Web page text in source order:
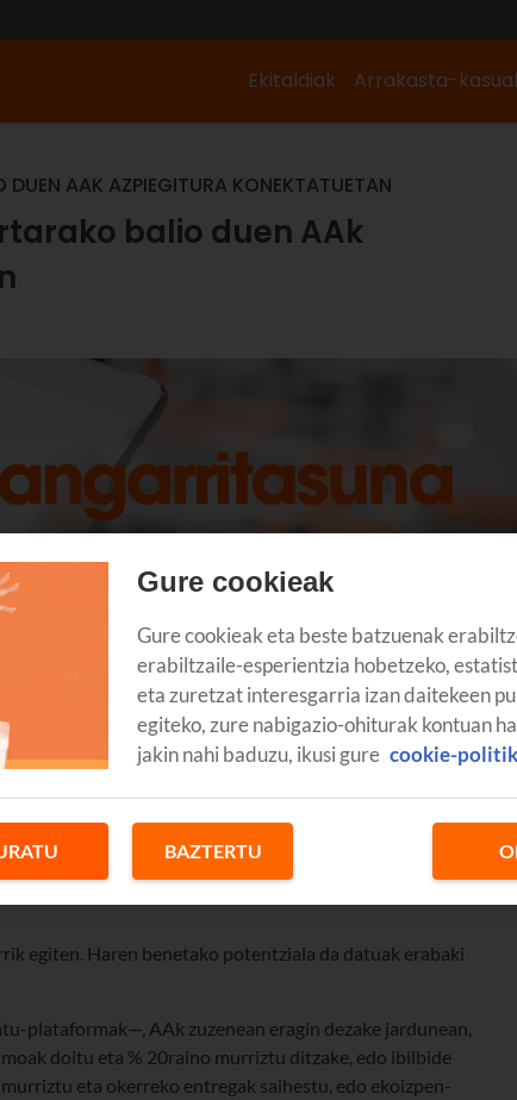
Ekitaldiak Arrakasta-
AAK AZPIEGITURA KONEKTATUETAN
balio duen AAk
egiten. Haren benetako potentziala da datuak erabaki
plataformak—, AAk zuzenean eragin dezake jardunean,
doitu eta % 20raino murriztu ditzake, edo ibilbide
eta okerreko entregak saihestu, edo ekoizpen-
Gure cookieak
Gure cookieak eta beste batzuenak
erabiltzaile-esperientzia hobetzeko,
eta zuretzat interesgarria izan daitekeen
egiteko, zure nabigazio-ohiturak kontuan
jakin nahi baduzu, ikusi gure cookie-
BAZTERTU